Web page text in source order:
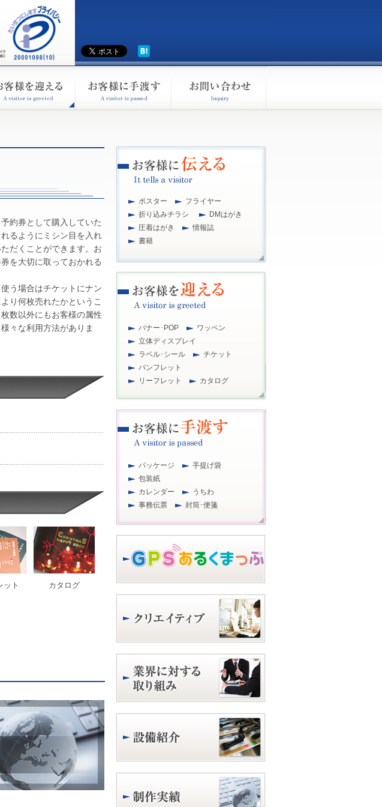
約券として購入していた
るようにミシン目を入れ
だくことができます。お
を大切に取っておかれる
う場合はチケットにナン
り何枚売れたかというこ
数以外にもお客様の属性
々な利用方法がありま
ット カタログ
ポスター
フライヤー
折り込みチラシ
DMはがき
圧着はがき
情報誌
書籍
バナー･POP
ワッペン
立体ディスプレイ
ラベル･シール
チケット
パンフレット
リーフレット
カタログ
パッケージ
手提げ袋
包装紙
カレンダー
うちわ
事務伝票
封筒･便箋